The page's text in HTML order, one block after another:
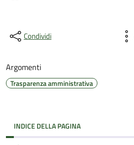
Condividi
Argomenti
Trasparenza amministrativa
INDICE DELLA PAGINA